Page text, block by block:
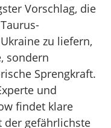
Vorschlag, die
zu liefern,
sondern
Sprengkraft.
und
findet klare
der gefährlichste